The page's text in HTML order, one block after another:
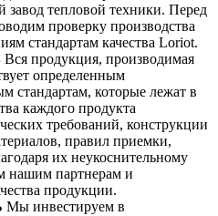
тепловой техники. Перед
проверку производства
стандартам качества Loriot.
Вся продукция, производимая
определенным
стандартам, которые лежат в
каждого продукта
требований, конструкции
правил приемки,
их неукоснительному
нашим партнерам и
продукции.
Мы инвестируем в